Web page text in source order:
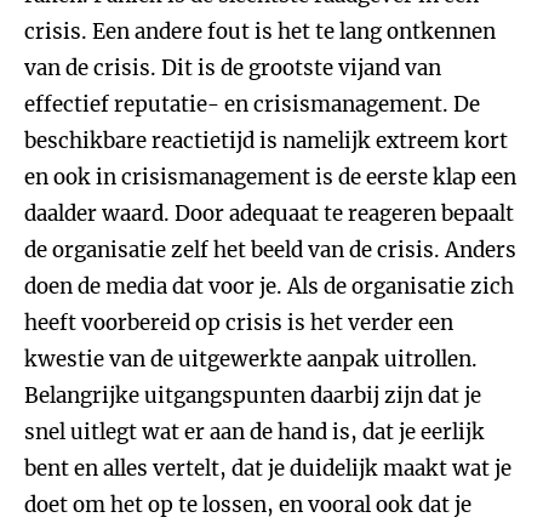
crisis. Een andere fout is het te lang ontkennen
van de crisis. Dit is de grootste vijand van
effectief reputatie- en crisismanagement. De
beschikbare reactietijd is namelijk extreem kort
en ook in crisismanagement is de eerste klap een
daalder waard. Door adequaat te reageren bepaalt
de organisatie zelf het beeld van de crisis. Anders
doen de media dat voor je. Als de organisatie zich
heeft voorbereid op crisis is het verder een
kwestie van de uitgewerkte aanpak uitrollen.
Belangrijke uitgangspunten daarbij zijn dat je
snel uitlegt wat er aan de hand is, dat je eerlijk
bent en alles vertelt, dat je duidelijk maakt wat je
doet om het op te lossen, en vooral ook dat je